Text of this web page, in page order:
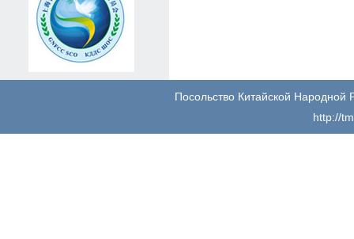
Посольство Китайской
http://